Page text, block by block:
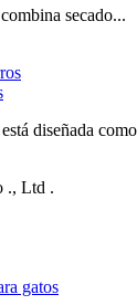
secado...
diseñada
., Ltd .
gatos